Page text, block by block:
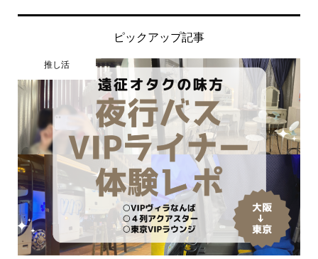
ピックアップ記事
推し活